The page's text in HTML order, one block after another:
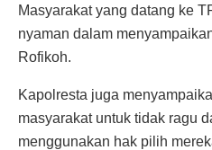
Masyarakat yang datang ke
nyaman dalam
Rofikoh.
Kapolresta juga
masyarakat untuk tidak ragu
menggunakan hak pilih